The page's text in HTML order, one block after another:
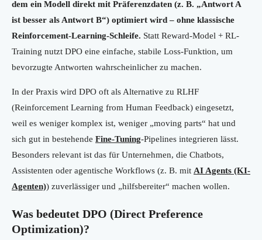
dem ein Modell direkt mit Präferenzdaten (z. B. „Antwort A
ist besser als Antwort B“) optimiert wird – ohne klassische
Reinforcement-Learning-Schleife. Statt Reward-Model + RL-
Training nutzt DPO eine einfache, stabile Loss-Funktion, um
bevorzugte Antworten wahrscheinlicher zu machen.
In der Praxis wird DPO oft als Alternative zu RLHF
(Reinforcement Learning from Human Feedback) eingesetzt,
weil es weniger komplex ist, weniger „moving parts“ hat und
sich gut in bestehende Fine-Tuning-Pipelines integrieren lässt.
Besonders relevant ist das für Unternehmen, die Chatbots,
Assistenten oder agentische Workflows (z. B. mit AI Agents (KI-
Agenten)) zuverlässiger und „hilfsbereiter“ machen wollen.
Was bedeutet DPO (Direct Preference
Optimization)?